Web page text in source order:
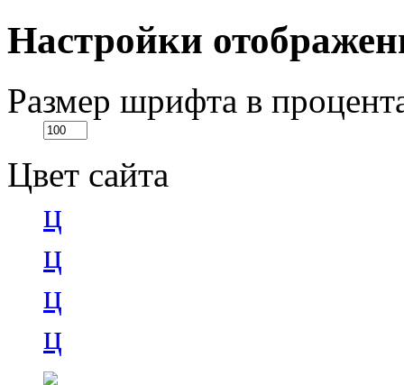
Настройки
Размер шрифта в
Цвет сайта
ц
ц
ц
ц